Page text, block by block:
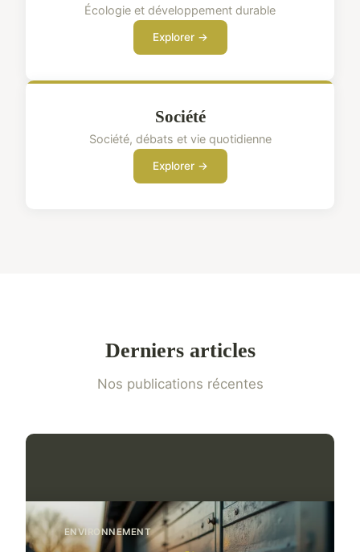
Écologie et développement durable
Explorer →
Société
Société, débats et vie quotidienne
Explorer →
Derniers articles
Nos publications récentes
ENVIRONNEMENT